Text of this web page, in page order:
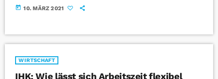
today 10. MÄRZ 2021
WIRTSCHAFT
IHK: Wie lässt sich Arbeitszeit flexibel